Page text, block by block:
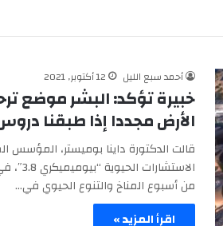
أحمد سبع الليل 12 أكتوبر, 2021
خبيرة تؤكد: البشر موضع
الأرض مجددا إذا طبقنا
قالت الدكتورة داينا بوميستر، المؤسس
الاستشارات
من أسبوع المناخ والتنوع الحيوي في…
اقرأ المزيد »